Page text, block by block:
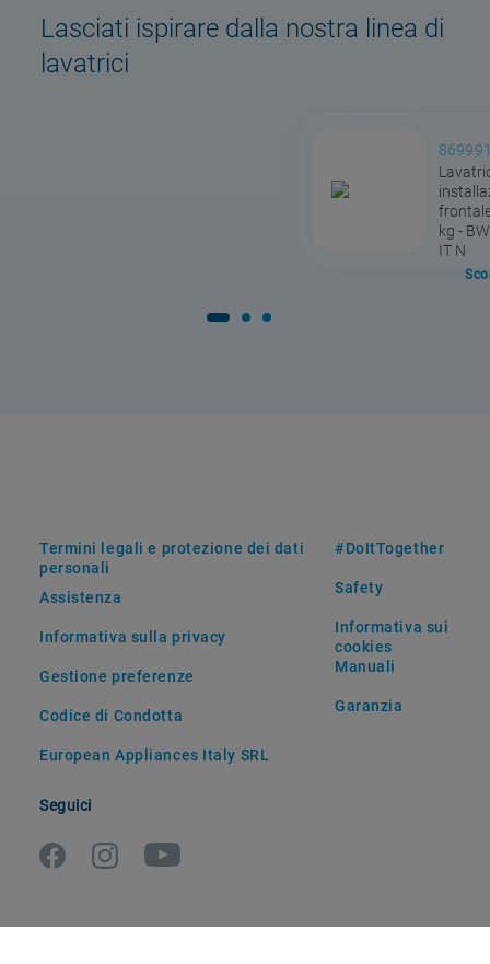
Lasciati ispirare dalla nostra linea di
lavatrici
kg -
IT N
Termini legali e protezione dei dati
personali
Assistenza
Informativa sulla privacy
Gestione preferenze
Codice di Condotta
European Appliances Italy SRL
#DoItTogether
Safety
Informativa sui
cookies
Manuali
Garanzia
Seguici